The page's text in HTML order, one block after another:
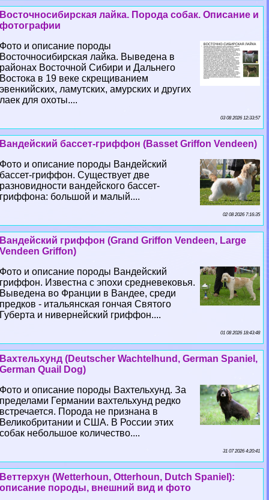
Восточносибирская лайка. Порода собак. Описание и
фотографии
Фото и описание породы
Восточносибирская лайка. Выведена в
районах Восточной Сибири и Дальнего
Востока в 19 веке скрещиванием
эвенкийских, ламутских, амурских и других
лаек для охоты....
03 08 2026 12:33:57
Вандейский бассет-гриффон (Basset Griffon Vendeen)
Фото и описание породы Вандейский
бассет-гриффон. Существует две
разновидности вандейского бассет-
гриффона: большой и малый....
02 08 2026 7:16:35
Вандейский гриффон (Grand Griffon Vendeen, Large
Vendeen Griffon)
Фото и описание породы Вандейский
гриффон. Известна с эпохи средневековья.
Выведена во Франции в Вандее, среди
предков - итальянская гончая Святого
Губерта и нивернейский гриффон....
01 08 2026 18:43:48
Вахтельхунд (Deutscher Wachtelhund, German Spaniel,
German Quail Dog)
Фото и описание породы Вахтельхунд. За
пределами Германии вахтельхунд редко
встречается. Порода не признана в
Великобритании и США. В России этих
собак небольшое количество....
31 07 2026 4:20:41
Веттерхун (Wetterhoun, Otterhoun, Dutch Spaniel):
описание породы, внешний вид и фото